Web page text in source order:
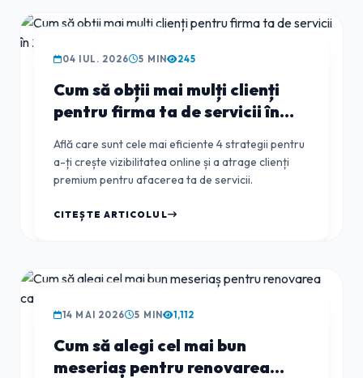
04 IUL. 2026 5 MIN 245
Cum să obții mai mulți clienți
pentru firma ta de servicii în
Află care sunt cele mai eficiente 4 strategii pentru
a-ți crește vizibilitatea online și a atrage clienți
premium pentru afacerea ta de servicii.
CITEȘTE ARTICOLUL
14 MAI 2026 5 MIN 1,112
Cum să alegi cel mai bun
meseriaș pentru renovarea